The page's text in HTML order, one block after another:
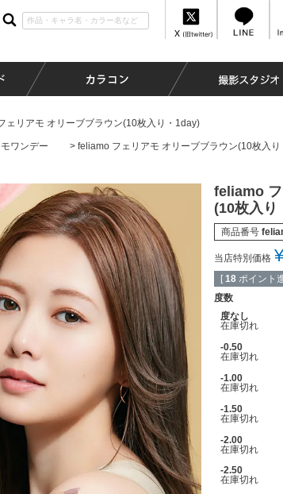
ェリアモ オリーブブラウン(10枚入り・1day)
ワンデー feliamo フェリアモ オリーブブラウン(10枚入
feliamo
(10枚入り
商品番号
当店特別価格 ¥
[ 18 ポイント
度数
度なし
在庫切れ
-0.50
在庫切れ
-1.00
在庫切れ
-1.50
在庫切れ
-2.00
在庫切れ
-2.50
在庫切れ